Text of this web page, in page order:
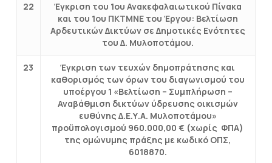
22
Έγκριση του 1ου Ανακεφαλαιωτικού Πίνακα
και του 1ου ΠΚΤΜΝΕ του Έργου: Βελτίωση
Αρδευτικών Δικτύων σε Δημοτικές Ενότητες
του Δ. Μυλοποτάμου.
23
Έγκριση των τευχών δημοπράτησης και
καθορισμός των όρων του διαγωνισμού του
υποέργου 1 «Βελτίωση – Συμπλήρωση –
Αναβάθμιση δικτύων ύδρευσης οικισμών
ευθύνης Δ.Ε.Υ.Α. Μυλοποτάμου»
προϋπολογισμού 960.000,00 € (χωρίς ΦΠΑ)
της ομώνυμης πράξης με κωδικό ΟΠΣ,
6018870.